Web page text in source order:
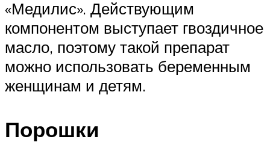
«Медилис». Действующим
компонентом выступает гвоздичное
масло, поэтому такой препарат
можно использовать беременным
женщинам и детям.
Порошки